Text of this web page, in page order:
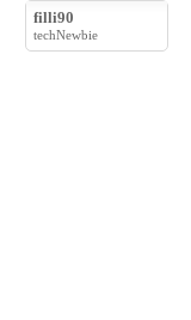
filli90
techNewbie